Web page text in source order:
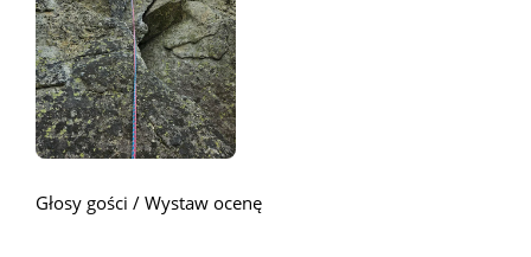
Głosy gości / Wystaw ocenę